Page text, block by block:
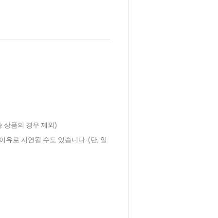
상품의 경우 제외)
유로 지연될 수도 있습니다. (단, 일